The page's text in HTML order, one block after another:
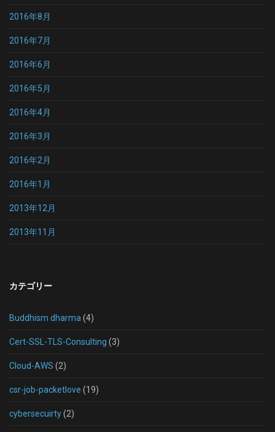
2016年8月
2016年7月
2016年6月
2016年5月
2016年4月
2016年3月
2016年2月
2016年1月
2013年12月
2013年11月
カテゴリー
Buddhism dharma(4)
Cert-SSL-TLS-Consulting (3)
Cloud-AWS (2)
csr-job-packetlove (19)
cybersecuirty(2)